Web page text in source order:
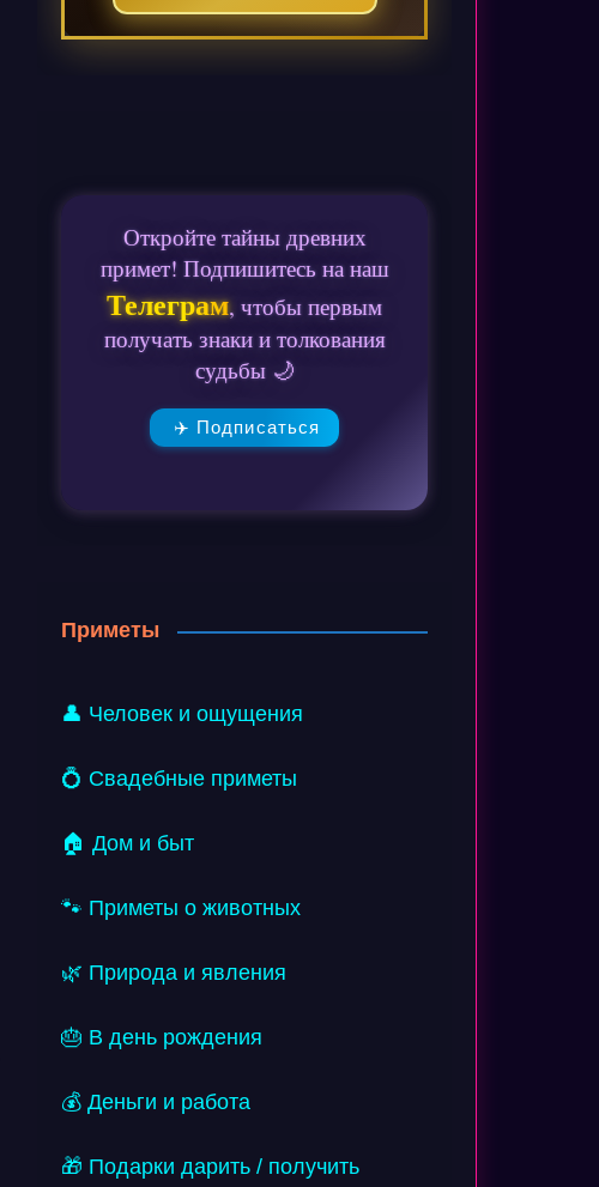
Откройте тайны древних
примет! Подпишитесь на наш
Телеграм, чтобы первым
получать знаки и толкования
судьбы 🌙
✈️ Подписаться
Приметы
👤 Человек и ощущения
💍 Свадебные приметы
🏠 Дом и быт
🐾 Приметы о животных
🌿 Природа и явления
🎂 В день рождения
💰 Деньги и работа
🎁 Подарки дарить / получить